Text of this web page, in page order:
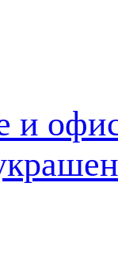
и